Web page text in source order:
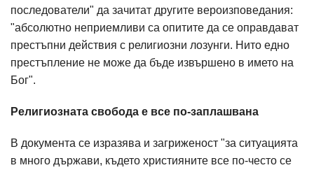
последователи" да зачитат другите вероизповедания:
"абсолютно неприемливи са опитите да се оправдават
престъпни действия с религиозни лозунги. Нито едно
престъпление не може да бъде извършено в името на
Бог".
Религиозната свобода е все по-заплашвана
В документа се изразява и загриженост "за ситуацията
в много държави, където християните все по-често се